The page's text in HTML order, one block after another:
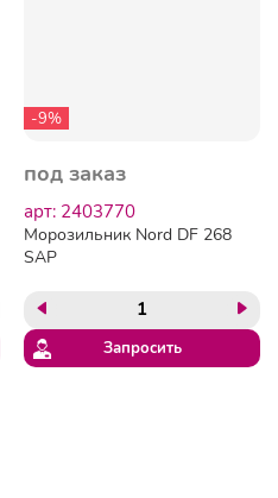
-9%
под заказ
арт: 2403770
Морозильник Nord DF 268
SAP
Запросить